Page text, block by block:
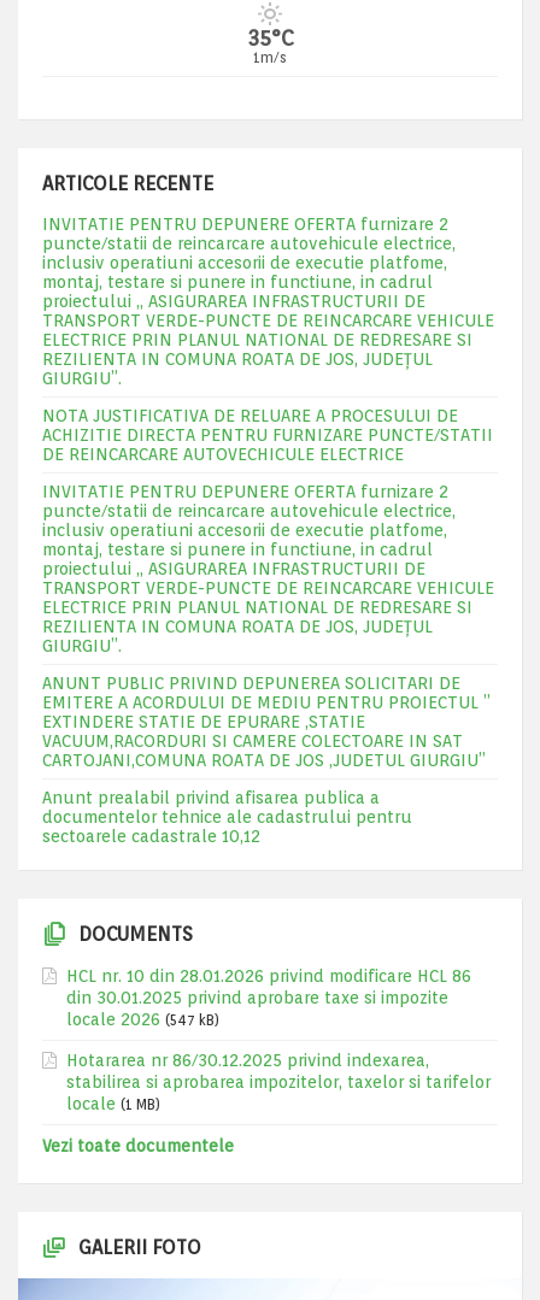
35°C
1m/s
ARTICOLE RECENTE
INVITATIE PENTRU DEPUNERE OFERTA furnizare 2
puncte/statii de reincarcare autovehicule electrice,
inclusiv operatiuni accesorii de executie platfome,
montaj, testare si punere in functiune, in cadrul
proiectului „ ASIGURAREA INFRASTRUCTURII DE
TRANSPORT VERDE-PUNCTE DE REINCARCARE VEHICULE
ELECTRICE PRIN PLANUL NATIONAL DE REDRESARE SI
REZILIENTA IN COMUNA ROATA DE JOS, JUDEŢUL
GIURGIU”.
NOTA JUSTIFICATIVA DE RELUARE A PROCESULUI DE
ACHIZITIE DIRECTA PENTRU FURNIZARE PUNCTE/STATII
DE REINCARCARE AUTOVECHICULE ELECTRICE
INVITATIE PENTRU DEPUNERE OFERTA furnizare 2
puncte/statii de reincarcare autovehicule electrice,
inclusiv operatiuni accesorii de executie platfome,
montaj, testare si punere in functiune, in cadrul
proiectului „ ASIGURAREA INFRASTRUCTURII DE
TRANSPORT VERDE-PUNCTE DE REINCARCARE VEHICULE
ELECTRICE PRIN PLANUL NATIONAL DE REDRESARE SI
REZILIENTA IN COMUNA ROATA DE JOS, JUDEŢUL
GIURGIU”.
ANUNT PUBLIC PRIVIND DEPUNEREA SOLICITARI DE
EMITERE A ACORDULUI DE MEDIU PENTRU PROIECTUL ”
EXTINDERE STATIE DE EPURARE ,STATIE
VACUUM,RACORDURI SI CAMERE COLECTOARE IN SAT
CARTOJANI,COMUNA ROATA DE JOS ,JUDETUL GIURGIU”
Anunt prealabil privind afisarea publica a
documentelor tehnice ale cadastrului pentru
sectoarele cadastrale 10,12
DOCUMENTS
HCL nr. 10 din 28.01.2026 privind modificare HCL 86
din 30.01.2025 privind aprobare taxe si impozite
locale 2026 (547 kB)
Hotararea nr 86/30.12.2025 privind indexarea,
stabilirea si aprobarea impozitelor, taxelor si tarifelor
locale (1 MB)
Vezi toate documentele
GALERII FOTO